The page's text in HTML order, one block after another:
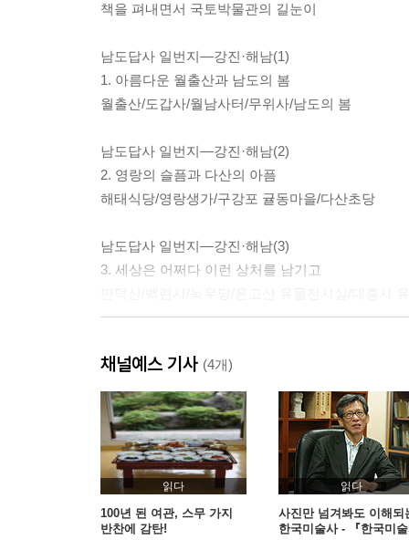
책을 펴내면서 국토박물관의 길눈이
남도답사 일번지―강진·해남(1)
1. 아름다운 월출산과 남도의 봄
월출산/도갑사/월남사터/무위사/남도의 봄
남도답사 일번지―강진·해남(2)
2. 영랑의 슬픔과 다산의 아픔
해태식당/영랑생가/구강포 귤동마을/다산초당
남도답사 일번지―강진·해남(3)
3. 세상은 어쩌다 이런 상처를 남기고
4. 일지암과 땅끝에 서린 얘기들
두륜산 대흥사/일지암/미황사/땅끝
예산 수덕사와 가야산 주변(1)
5. 내포땅의 사랑과 미움(상)
내포평야/수덕사 대웅전/정혜사 불유각/수덕여관
예산 수덕사와 가야산 주변(2)
채널예스 기사 (4개)
읽다
100년 된 여관, 스무 가지
반찬에 감탄!
읽다
사진만 넘겨봐도 이해되
한국미술사 - 『한국미